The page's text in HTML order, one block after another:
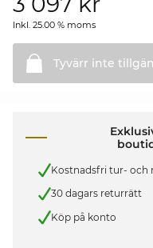
Inkl. 25.00 % moms
Tyvärr inte
Kostnadsfri tur- och
30 dagars returrätt
Köp på konto